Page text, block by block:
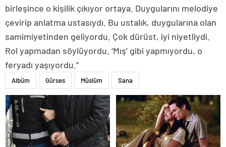
birleşince o kişilik çıkıyor ortaya. Duygularını melodiye
çevirip anlatma ustasıydı. Bu ustalık, duygularına olan
samimiyetinden geliyordu. Çok dürüst, iyi niyetliydi.
Rol yapmadan söylüyordu. ‘Mış’ gibi yapmıyordu, o
feryadı yaşıyordu.”
Albüm Gürses Müslüm Sana